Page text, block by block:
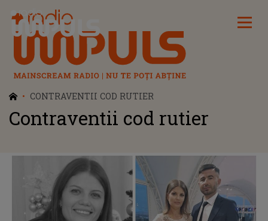
Radio Impuls
CONTRAVENTII COD RUTIER
Contraventii cod rutier